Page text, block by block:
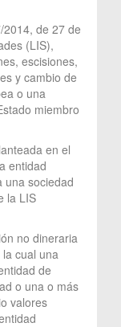
de 27 de
(LIS),
escisiones,
y cambio de
o una
miembro
en el
entidad
una sociedad
la LIS
no dineraria
cual una
de
o una o más
valores